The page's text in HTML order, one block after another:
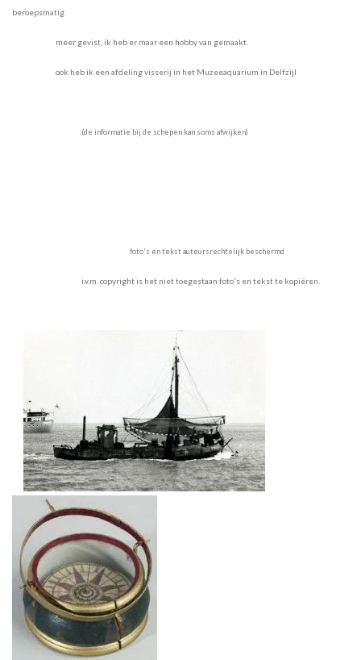
beroepsmatig
meer gevist, ik heb er maar een hobby van gemaakt.
ook heb ik een afdeling visserij in het Muzeeaquarium in Delfzijl
(de informatie bij de schepen kan soms afwijken)
foto's en tekst auteursrechtelijk beschermd
i.v.m. copyright is het niet toegestaan foto's en tekst te kopiëren.